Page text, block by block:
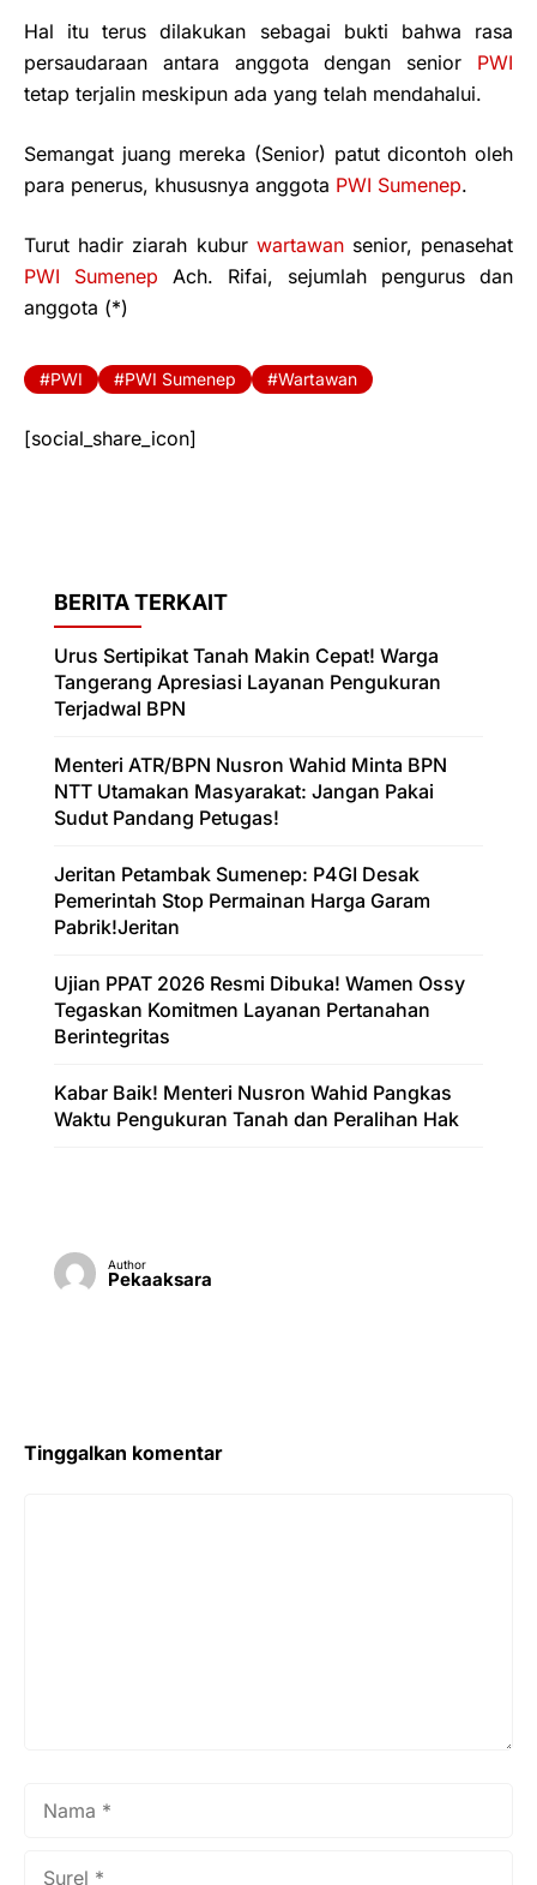
Hal itu terus dilakukan sebagai bukti bahwa rasa
persaudaraan antara anggota dengan senior PWI
tetap terjalin meskipun ada yang telah mendahalui.
Semangat juang mereka (Senior) patut dicontoh oleh
para penerus, khususnya anggota PWI Sumenep.
Turut hadir ziarah kubur wartawansenior, penasehat
PWI Sumenep Ach. Rifai, sejumlah pengurus dan
anggota (*)
PWI PWI Sumenep Wartawan
[social_share_icon]
BERITA TERKAIT
Urus Sertipikat Tanah Makin Cepat! Warga
Tangerang Apresiasi Layanan Pengukuran
Terjadwal BPN
Menteri ATR/BPN Nusron Wahid Minta BPN
NTT Utamakan Masyarakat: Jangan Pakai
Sudut Pandang Petugas!
Jeritan Petambak Sumenep: P4GI Desak
Pemerintah Stop Permainan Harga Garam
Pabrik!Jeritan
Ujian PPAT 2026 Resmi Dibuka! Wamen Ossy
Tegaskan Komitmen Layanan Pertanahan
Berintegritas
Kabar Baik! Menteri Nusron Wahid Pangkas
Waktu Pengukuran Tanah dan Peralihan Hak
Author
Pekaaksara
Tinggalkan komentar